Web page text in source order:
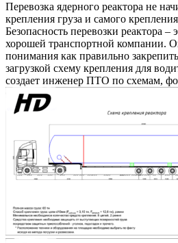
Перевозка ядерного реактора не
крепления груза и самого крепления
Безопасность перевозки реактора –
хорошей транспортной компании.
понимания как правильно
загрузкой схему крепления для
создает инженер ПТО по схемам,